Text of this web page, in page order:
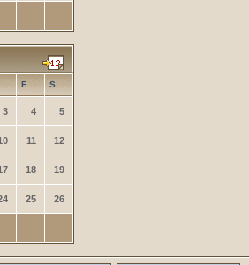
F S
3 4 5
11 12
18 19
25 26